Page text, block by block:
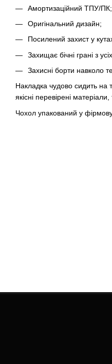
Амортизаційний ТПУ/ПК;
Оригінальний дизайн;
Посилений захист у
Захищає бічні грані з
Захисні борти навколо
Накладка чудово сидить на
якісні перевірені
Чохол упакований у